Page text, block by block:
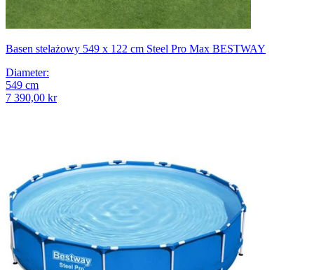
Basen stelażowy 549 x 122 cm Steel Pro Max BESTWAY
Diameter:
549 cm
7 390,00 kr